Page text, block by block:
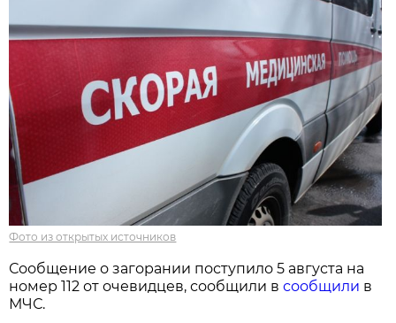
Фото из открытых источников
Сообщение о загорании поступило 5 августа на
номер 112 от очевидцев, сообщили всообщили в
МЧС.